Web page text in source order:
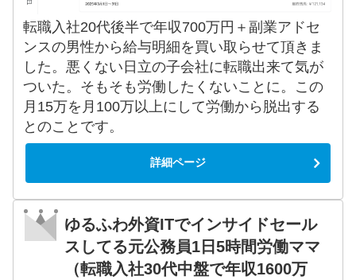
転職入社20代後半で年収700万円＋副業アドセ
ンスの男性から給与明細を買い取らせて頂きま
した。悪くない日立の子会社に転職出来て気が
ついた。そもそも労働したくないことに。この
月15万を月100万以上にして労働から脱出する
とのことです。
詳細ページ
ゆるふわ外資ITでインサイドセール
スしてる元公務員1日5時間労働ママ
（転職入社30代中盤で年収1600万